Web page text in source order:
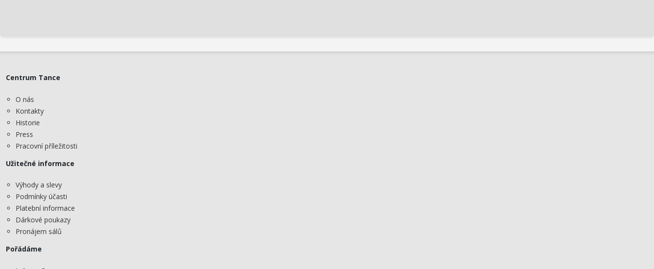
Centrum Tance
O nás
Kontakty
Historie
Press
Pracovní příležitosti
Užitečné informace
Výhody a slevy
Podmínky účasti
Platební informace
Dárkové poukazy
Pronájem sálů
Pořádáme